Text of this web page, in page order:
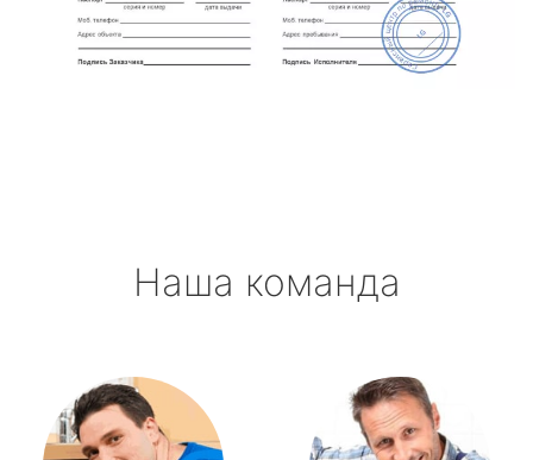
метро Полежаевская
метро Первомайская
метро Пушкинская
метро Проспект Мира
Наша команда